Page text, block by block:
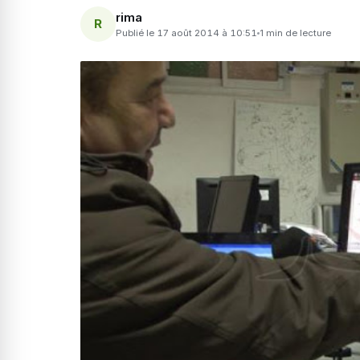
R rima
Publié le 17 août 2014 à 10:51 1 min de lecture